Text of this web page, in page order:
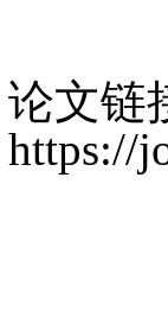
论文链
https://